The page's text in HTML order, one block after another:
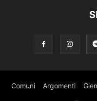
Comuni Argomenti